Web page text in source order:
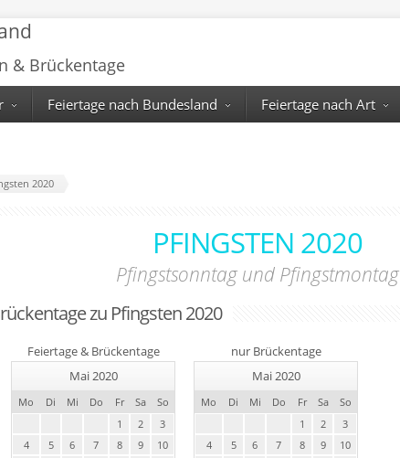
& Brückentage
Feiertage nach Bundesland Feiertage nach Art
2020
PFINGSTEN 2020
Pfingstsonntag und Pfingstmontag
zu Pfingsten 2020
Feiertage & Brückentage
Mai 2020
Mo Di Mi Do Fr Sa
So
1
2
3
4
5 6 7 8 9
10
nur Brückentage
Mai 2020
Mo Di Mi Do Fr Sa
So
1
2
3
4
5 6 7 8 9
10